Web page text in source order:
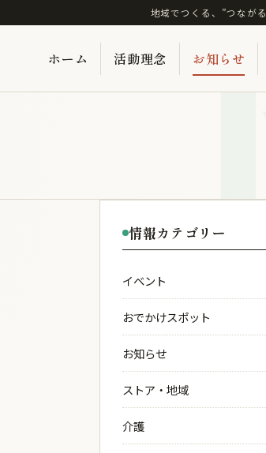
地域でつくる、”つなが
ホーム 活動理念 お知らせ
情報カテゴリー
イベント
おでかけスポット
お知らせ
ストア・地域
介護